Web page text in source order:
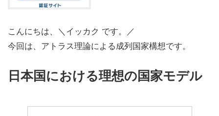
こんにちは、＼イッカク です。／
今回は、アトラス理論による成列国家構想です。
日本国における理想の国家モデル